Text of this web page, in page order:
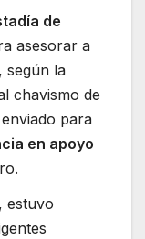
de
asesorar a
según la
chavismo de
para
en apoyo
estuvo